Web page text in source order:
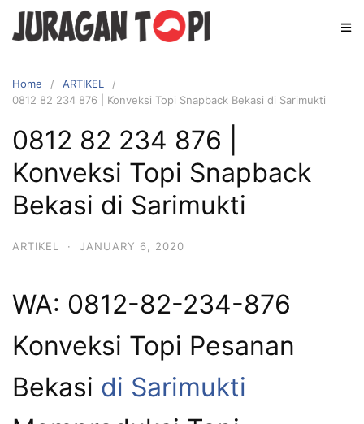
Skip
Home
ARTIKEL
0812 82 234 876 | Konveksi Topi Snapback Bekasi di Sarimukti
0812 82 234 876 |
Konveksi Topi Snapback
Bekasi di Sarimukti
ARTIKEL · JANUARY 6, 2020
WA: 0812-82-234-876
Konveksi Topi Pesanan
Bekasi di Sarimukti